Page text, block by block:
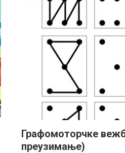
Графомоторчке
преузимање)